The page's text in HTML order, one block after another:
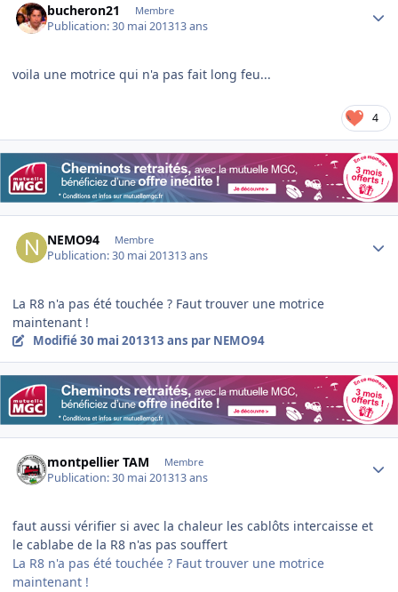
bucheron21 Membre
Publication:30 mai 201313 ans
voila une motrice qui n'a pas fait long feu...
4
NEMO94 Membre
Publication:30 mai 201313 ans
La R8 n'a pas été touchée ? Faut trouver une motrice
maintenant !
Modifié30 mai 201313 ans par NEMO94
montpellier TAM Membre
Publication:30 mai 201313 ans
faut aussi vérifier si avec la chaleur les cablôts intercaisse et
le cablabe de la R8 n'as pas souffert
La R8 n'a pas été touchée ? Faut trouver une motrice
maintenant !